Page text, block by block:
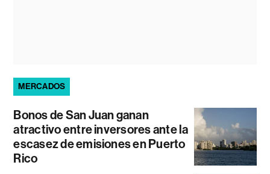
MERCADOS
Bonos de San Juan ganan
atractivo entre inversores ante la
escasez de emisiones en Puerto
Rico